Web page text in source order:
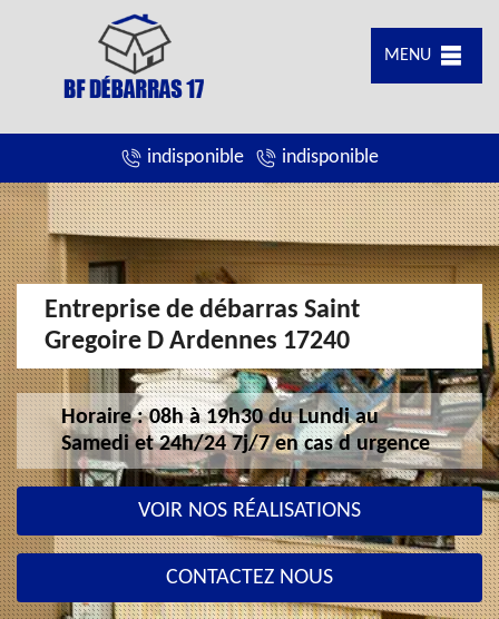
MENU
indisponible indisponible
Entreprise de débarras Saint
Gregoire D Ardennes 17240
Horaire : 08h à 19h30 du Lundi au
Samedi et 24h/24 7j/7 en cas d urgence
VOIR NOS RÉALISATIONS
CONTACTEZ NOUS